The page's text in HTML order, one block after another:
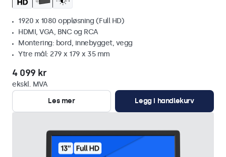
1920 x 1080 oppløsning (Full HD)
HDMI, VGA, BNC og RCA
Montering: bord, innebygget, vegg
Ytre mål: 279 x 179 x 35 mm
4 099 kr
ekskl. MVA
Les mer
Legg i handlekurv